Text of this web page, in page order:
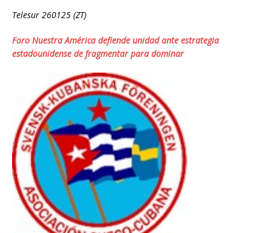
Telesur 260125 (ZT)
Foro Nuestra América defiende unidad ante estrategia
estadounidense de fragmentar para dominar